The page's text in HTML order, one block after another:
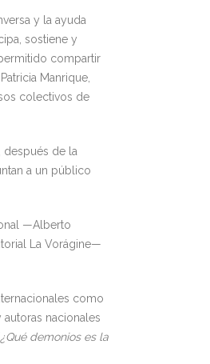
y la ayuda
sostiene y
compartir
Manrique,
colectivos de
después de la
a un público
—Alberto
La Vorágine—
como
nacionales
¿Qué demonios es la